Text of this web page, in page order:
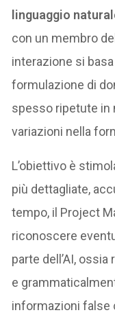
linguaggio
con un membro
interazione si
formulazione di
spesso ripetute in
variazioni nella
L’obiettivo è
più dettagliate,
tempo, il Project
riconoscere
parte dell’AI,
e
informazioni false